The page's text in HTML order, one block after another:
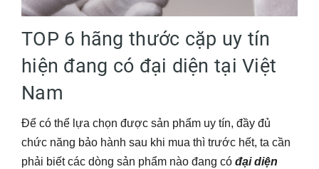
TOP 6 hãng thước cặp uy tín
hiện đang có đại diện tại Việt
Nam
Để có thể lựa chọn được sản phẩm uy tín, đầy đủ
chức năng bảo hành sau khi mua thì trước hết, ta cần
phải biết các dòng sản phẩm nào đang có đại diện